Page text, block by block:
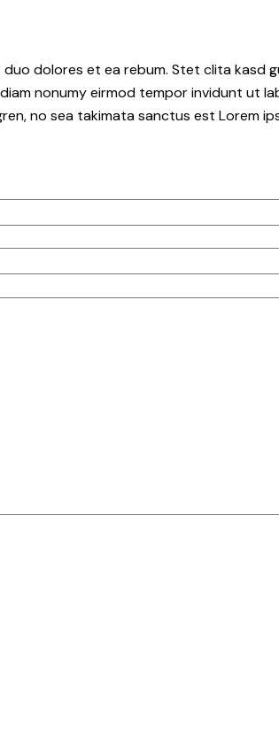
dolores et ea rebum. Stet clita kasd
nonumy eirmod tempor invidunt ut
no sea takimata sanctus est Lorem